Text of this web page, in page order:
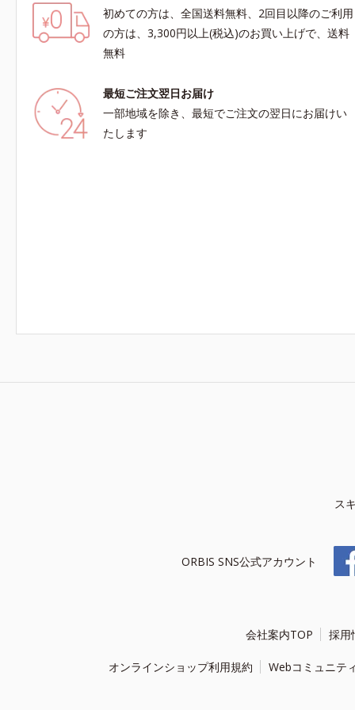
初めての方は、全国送料無料、2回目以降のご利用
の方は、3,300円以上(税込)のお買い上げで、送料
無料
最短ご注文翌日お届け
一部地域を除き、最短でご注文の翌日にお届けい
たします
ス
ORBIS SNS公式アカウント
会社案内TOP 採用
オンラインショップ利用規約 Webコミュニテ